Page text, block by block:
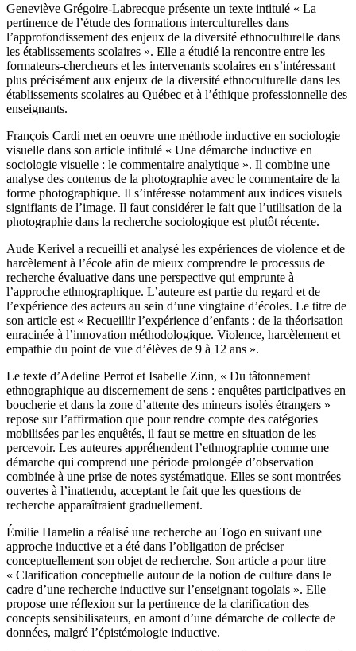
Geneviève Grégoire-Labrecque présente un texte intitulé « La
pertinence de l’étude des formations interculturelles dans
l’approfondissement des enjeux de la diversité ethnoculturelle dans
les établissements scolaires ». Elle a étudié la rencontre entre les
formateurs-chercheurs et les intervenants scolaires en s’intéressant
plus précisément aux enjeux de la diversité ethnoculturelle dans les
établissements scolaires au Québec et à l’éthique professionnelle des
enseignants.
François Cardi met en oeuvre une méthode inductive en sociologie
visuelle dans son article intitulé « Une démarche inductive en
sociologie visuelle : le commentaire analytique ». Il combine une
analyse des contenus de la photographie avec le commentaire de la
forme photographique. Il s’intéresse notamment aux indices visuels
signifiants de l’image. Il faut considérer le fait que l’utilisation de la
photographie dans la recherche sociologique est plutôt récente.
Aude Kerivel a recueilli et analysé les expériences de violence et de
harcèlement à l’école afin de mieux comprendre le processus de
recherche évaluative dans une perspective qui emprunte à
l’approche ethnographique. L’auteure est partie du regard et de
l’expérience des acteurs au sein d’une vingtaine d’écoles. Le titre de
son article est « Recueillir l’expérience d’enfants : de la théorisation
enracinée à l’innovation méthodologique. Violence, harcèlement et
empathie du point de vue d’élèves de 9 à 12 ans ».
Le texte d’Adeline Perrot et Isabelle Zinn, « Du tâtonnement
ethnographique au discernement de sens : enquêtes participatives en
boucherie et dans la zone d’attente des mineurs isolés étrangers »
repose sur l’affirmation que pour rendre compte des catégories
mobilisées par les enquêtés, il faut se mettre en situation de les
percevoir. Les auteures appréhendent l’ethnographie comme une
démarche qui comprend une période prolongée d’observation
combinée à une prise de notes systématique. Elles se sont montrées
ouvertes à l’inattendu, acceptant le fait que les questions de
recherche apparaîtraient graduellement.
Émilie Hamelin a réalisé une recherche au Togo en suivant une
approche inductive et a été dans l’obligation de préciser
conceptuellement son objet de recherche. Son article a pour titre
« Clarification conceptuelle autour de la notion de culture dans le
cadre d’une recherche inductive sur l’enseignant togolais ». Elle
propose une réflexion sur la pertinence de la clarification des
concepts sensibilisateurs, en amont d’une démarche de collecte de
données, malgré l’épistémologie inductive.